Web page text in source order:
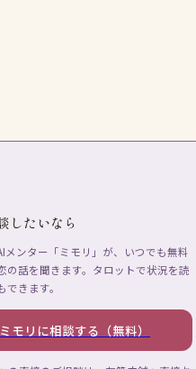
したいなら
メンター「ミモリ」が、いつでも無料
の話を聞きます。タロットで状況を読
きます。
ミモリに相談する（無料）